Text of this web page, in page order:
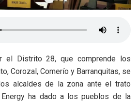
el Distrito 28, que comprende los
Corozal, Comerío y Barranquitas, se
alcaldes de la zona ante el trato
ha dado a los pueblos de la